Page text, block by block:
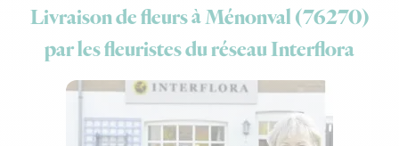
Livraison de fleurs à Ménonval (76270)
par les fleuristes du réseau Interflora